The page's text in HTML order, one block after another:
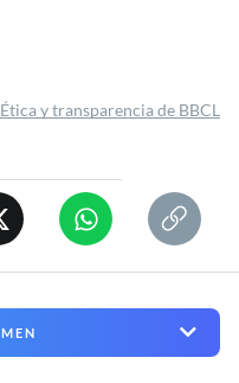
Ética y transparencia de BBCL